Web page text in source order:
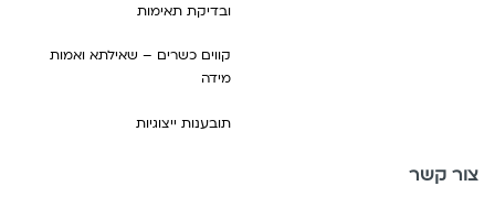
ובדיקת תאימות
קווים כשרים – שאילתא ואמות
מידה
תובענות ייצוגיות
צור קשר